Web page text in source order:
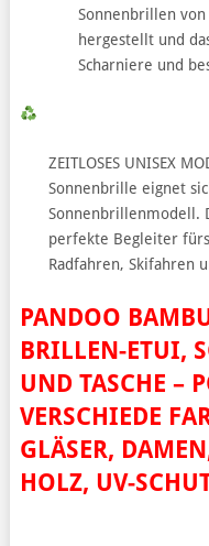
Sonnenbrillen
hergestellt und
Scharniere und
ZEITLOSES UNISEX
Sonnenbrille eignet
Sonnenbrillenmodell.
perfekte Begleiter
Radfahren, Skifahren
PANDOO
BRILLEN-ETUI,
UND TASCHE –
VERSCHIEDE
GLÄSER,
HOLZ, UV-